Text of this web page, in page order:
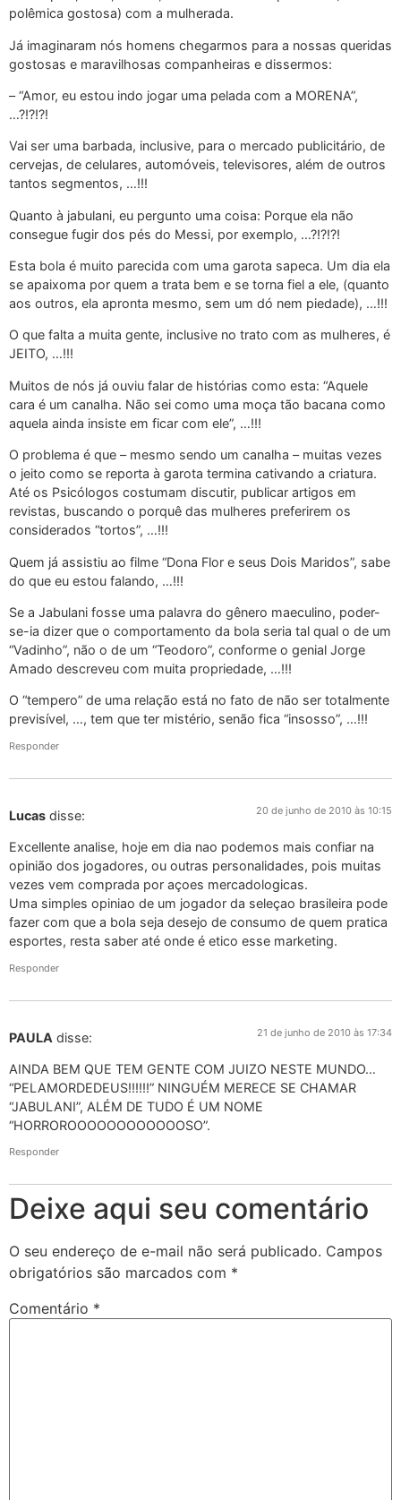
polêmica gostosa) com a mulherada.
Já imaginaram nós homens chegarmos para a nossas queridas
gostosas e maravilhosas companheiras e dissermos:
– “Amor, eu estou indo jogar uma pelada com a MORENA”,
…?!?!?!
Vai ser uma barbada, inclusive, para o mercado publicitário, de
cervejas, de celulares, automóveis, televisores, além de outros
tantos segmentos, …!!!
Quanto à jabulani, eu pergunto uma coisa: Porque ela não
consegue fugir dos pés do Messi, por exemplo, …?!?!?!
Esta bola é muito parecida com uma garota sapeca. Um dia ela
se apaixoma por quem a trata bem e se torna fiel a ele, (quanto
aos outros, ela apronta mesmo, sem um dó nem piedade), …!!!
O que falta a muita gente, inclusive no trato com as mulheres, é
JEITO, …!!!
Muitos de nós já ouviu falar de histórias como esta: “Aquele
cara é um canalha. Não sei como uma moça tão bacana como
aquela ainda insiste em ficar com ele”, …!!!
O problema é que – mesmo sendo um canalha – muitas vezes
o jeito como se reporta à garota termina cativando a criatura.
Até os Psicólogos costumam discutir, publicar artigos em
revistas, buscando o porquê das mulheres preferirem os
considerados “tortos”, …!!!
Quem já assistiu ao filme “Dona Flor e seus Dois Maridos”, sabe
do que eu estou falando, …!!!
Se a Jabulani fosse uma palavra do gênero maeculino, poder-
se-ia dizer que o comportamento da bola seria tal qual o de um
“Vadinho”, não o de um “Teodoro”, conforme o genial Jorge
Amado descreveu com muita propriedade, …!!!
O “tempero” de uma relação está no fato de não ser totalmente
previsível, …, tem que ter mistério, senão fica “insosso”, …!!!
Responder
Lucas disse: 20 de junho de 2010 às 10:15
Excellente analise, hoje em dia nao podemos mais confiar na
opinião dos jogadores, ou outras personalidades, pois muitas
vezes vem comprada por açoes mercadologicas.
Uma simples opiniao de um jogador da seleçao brasileira pode
fazer com que a bola seja desejo de consumo de quem pratica
esportes, resta saber até onde é etico esse marketing.
Responder
PAULA disse: 21 de junho de 2010 às 17:34
AINDA BEM QUE TEM GENTE COM JUIZO NESTE MUNDO…
“PELAMORDEDEUS!!!!!!” NINGUÉM MERECE SE CHAMAR
“JABULANI”, ALÉM DE TUDO É UM NOME
“HORROROOOOOOOOOOOOSO”.
Responder
Deixe aqui seu comentário
O seu endereço de e-mail não será publicado. Campos
obrigatórios são marcados com *
Comentário *